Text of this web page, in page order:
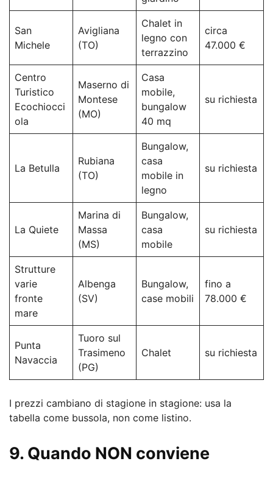
San
Michele
Avigliana
(TO)
Chalet in
legno con
terrazzino
circa
47.000 €
Centro
Turistico
Ecochiocci
ola
Maserno di
Montese
(MO)
Casa
mobile,
bungalow
40 mq
su richiesta
La Betulla
Rubiana
(TO)
Bungalow,
casa
mobile in
legno
su richiesta
La Quiete
Marina di
Massa
(MS)
Bungalow,
casa
mobile
su richiesta
Strutture
varie
fronte
mare
Albenga
(SV)
Bungalow,
case mobili
fino a
78.000 €
Punta
Navaccia
Tuoro sul
Trasimeno
(PG)
Chalet su richiesta
I prezzi cambiano di stagione in stagione: usa la
tabella come bussola, non come listino.
9. Quando NON conviene